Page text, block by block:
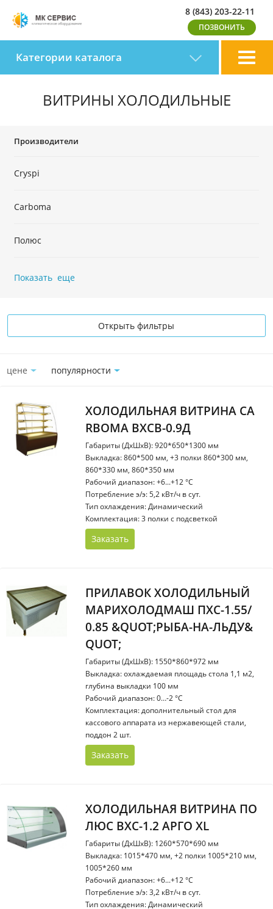
8 (843) 203-22-11
Категории каталога
ВИТРИНЫ ХОЛОДИЛЬНЫЕ
Производители
Cryspi
Carboma
Полюс
Показать еще
Открыть фильтры
цене популярности
ХОЛОДИЛЬНАЯ ВИТРИНА CA
RBOMA ВХСВ-0.9Д
Габариты (ДхШхВ): 920*650*1300 мм
Выкладка: 860*500 мм, +3 полки 860*300 мм,
860*330 мм, 860*350 мм
Рабочий диапазон: +6...+12 °С
Потребление э/э: 5,2 кВт/ч в сут.
Тип охлаждения: Динамический
Комплектация: 3 полки с подсветкой
Заказать
ПРИЛАВОК ХОЛОДИЛЬНЫЙ
МАРИХОЛОДМАШ ПХС-1.55/
0.85 &QUOT;РЫБА-НА-ЛЬДУ&
QUOT;
Габариты (ДхШхВ): 1550*860*972 мм
Выкладка: охлаждаемая площадь стола 1,1 м2,
глубина выкладки 100 мм
Рабочий диапазон: 0…-2 °С
Комплектация: дополнительный стол для
кассового аппарата из нержавеющей стали,
поддон 2 шт.
Заказать
ХОЛОДИЛЬНАЯ ВИТРИНА ПО
ЛЮС ВХС-1.2 АРГО XL
Габариты (ДхШхВ): 1260*570*690 мм
Выкладка: 1015*470 мм, +2 полки 1005*210 мм,
1005*260 мм
Рабочий диапазон: +6...+12 °С
Потребление э/э: 3,2 кВт/ч в сут.
Тип охлаждения: Динамический